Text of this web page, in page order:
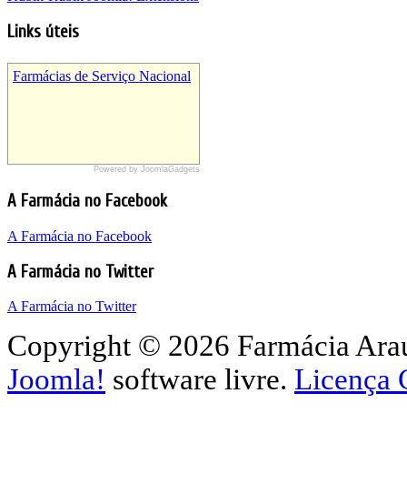
Links úteis
Sites Farmácia Araújo
Farmácia Araújo Wordpress
Farmácia Araújo Google Sites
Farmácias de Serviço Nacional
Powered by JoomlaGadgets
A Farmácia no Facebook
A Farmácia no Facebook
A Farmácia no Twitter
A Farmácia no Twitter
Copyright © 2026 Farmácia
Joomla! software livre. Licença